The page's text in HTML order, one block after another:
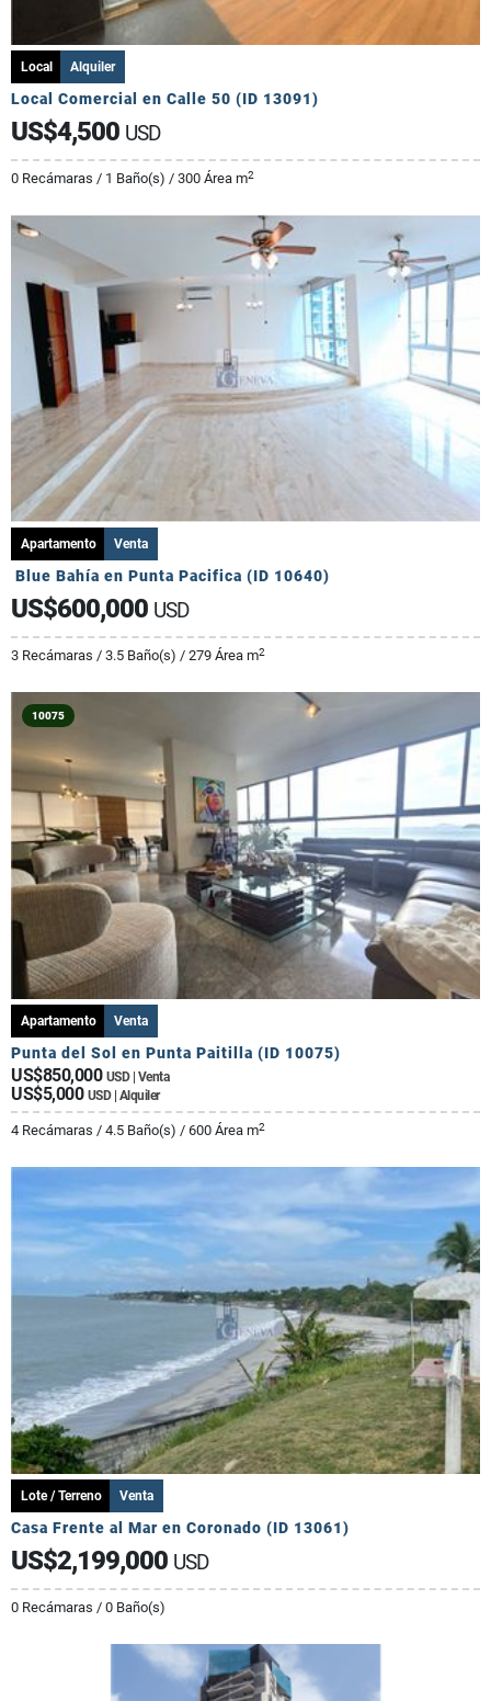
Local Alquiler
Local Comercial en Calle 50 (ID 13091)
US$4,500 USD
0 Recámaras / 1 Baño(s) / 300 Área m2
Apartamento Venta
Blue Bahía en Punta Pacifica (ID 10640)
US$600,000 USD
3 Recámaras / 3.5 Baño(s) / 279 Área m2
10075
Apartamento Venta
Punta del Sol en Punta Paitilla (ID 10075)
US$850,000 USD | Venta
US$5,000 USD | Alquiler
4 Recámaras / 4.5 Baño(s) / 600 Área m2
Lote / Terreno Venta
Casa Frente al Mar en Coronado (ID 13061)
US$2,199,000 USD
0 Recámaras / 0 Baño(s)